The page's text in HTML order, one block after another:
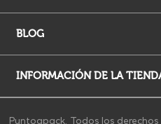
BLOG
INFORMACIÓN DE LA
Puntoqpack. Todos los